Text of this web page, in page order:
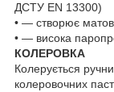
ДСТУ EN 13300)
• ― створює
• ― висока
КОЛЕРОВКА
Колерується
колеровочних